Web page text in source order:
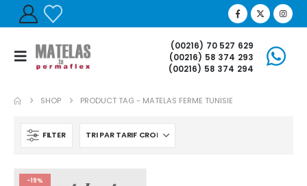
(00216) 70 527 629
(00216) 58 374 293
(00216) 58 374 294
SHOP PRODUCT TAG - MATELAS FERME TUNISIE
FILTER
-19%